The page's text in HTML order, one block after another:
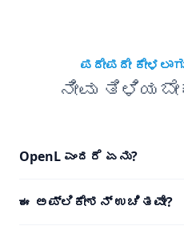
ಪದೇಪದೇ
ನೀವು
OpenL ಎಂದರೆ ಏನು?
ಈ ಅಪ್ಲಿಕೇಶನ್ ಉಚಿತವೇ?